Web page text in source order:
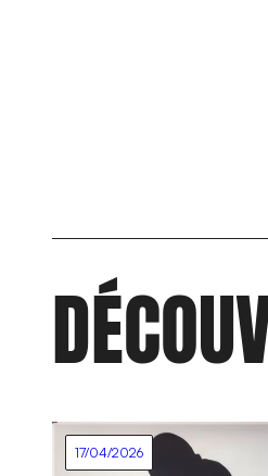
17/04/2026